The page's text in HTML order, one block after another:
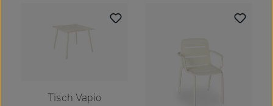
Tisch Vapio